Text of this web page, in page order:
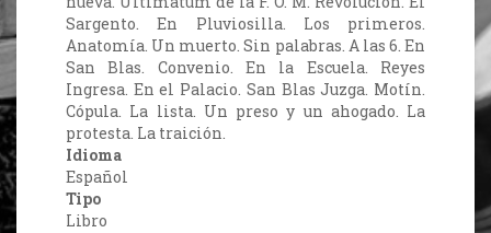
Sargento. En Pluviosilla. Los primeros.
Anatomía. Un muerto. Sin palabras. A las 6. En
San Blas. Convenio. En la Escuela. Reyes
Ingresa. En el Palacio. San Blas Juzga. Motín.
Cópula. La lista. Un preso y un ahogado. La
protesta. La traición.
Idioma
Español
Tipo
Libro